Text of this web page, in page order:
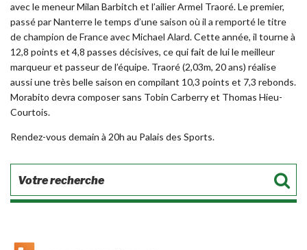
avec le meneur Milan Barbitch et l’ailier Armel Traoré. Le premier,
passé par Nanterre le temps d’une saison où il a remporté le titre
de champion de France avec Michael Alard. Cette année, il tourne à
12,8 points et 4,8 passes décisives, ce qui fait de lui le meilleur
marqueur et passeur de l’équipe. Traoré (2,03m, 20 ans) réalise
aussi une très belle saison en compilant 10,3 points et 7,3 rebonds.
Morabito devra composer sans Tobin Carberry et Thomas Hieu-
Courtois.
Rendez-vous demain à 20h au Palais des Sports.